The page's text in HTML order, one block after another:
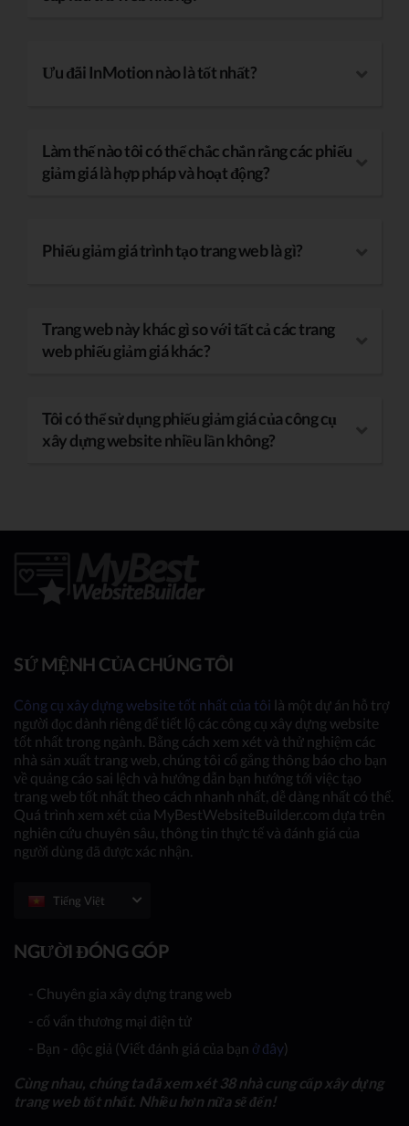
Ưu đãi InMotion nào là tốt nhất?
Làm thế nào tôi có thể chắc chắn rằng các phiếu
giảm giá là hợp pháp và hoạt động?
Phiếu giảm giá trình tạo trang web là gì?
Trang web này khác gì so với tất cả các trang
web phiếu giảm giá khác?
Tôi có thể sử dụng phiếu giảm giá của công cụ
xây dựng website nhiều lần không?
SỨ MỆNH CỦA CHÚNG TÔI
Công cụ xây dựng website tốt nhất của tôi là một dự án hỗ trợ
người đọc dành riêng để tiết lộ các công cụ xây dựng website
tốt nhất trong ngành. Bằng cách xem xét và thử nghiệm các
nhà sản xuất trang web, chúng tôi cố gắng thông báo cho bạn
về quảng cáo sai lệch và hướng dẫn bạn hướng tới việc tạo
trang web tốt nhất theo cách nhanh nhất, dễ dàng nhất có thể.
Quá trình xem xét của MyBestWebsiteBuilder.com dựa trên
nghiên cứu chuyên sâu, thông tin thực tế và đánh giá của
người dùng đã được xác nhận.
Tiếng Việt
NGƯỜI ĐÓNG GÓP
- Chuyên gia xây dựng trang web
- cố vấn thương mại điện tử
- Bạn - độc giả (Viết đánh giá của bạn ở đây)
Cùng nhau, chúng ta đã xem xét 38 nhà cung cấp xây dựng
trang web tốt nhất. Nhiều hơn nữa sẽ đến!